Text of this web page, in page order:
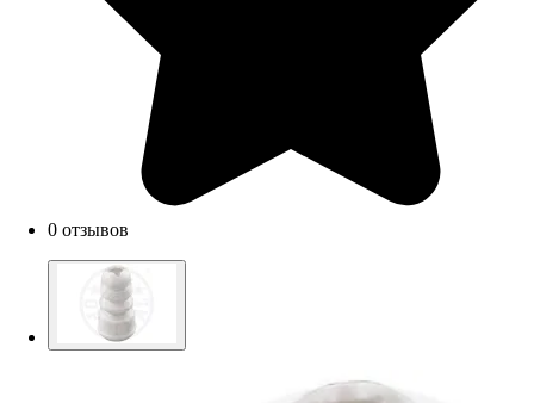
0 отзывов